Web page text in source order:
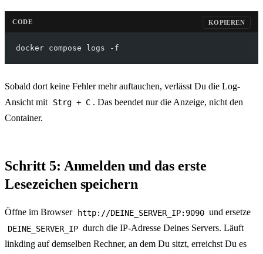
CODE KOPIEREN
docker compose logs -f
Sobald dort keine Fehler mehr auftauchen, verlässt Du die Log-
Ansicht mit
Strg + C . Das beendet nur die Anzeige, nicht den
Container.
Schritt 5: Anmelden und das erste
Lesezeichen speichern
Öffne im Browser http://DEINE_SERVER_IP:9090 und ersetze
DEINE_SERVER_IP durch die IP-Adresse Deines Servers. Läuft
linkding auf demselben Rechner, an dem Du sitzt, erreichst Du es